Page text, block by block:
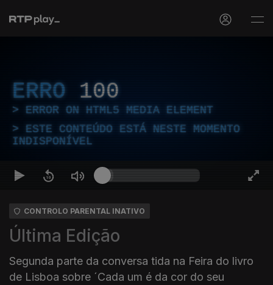
ERRO 100
ERROR ON HTML5 MEDIA ELEMENT
ESTE CONTEÚDO ESTÁ NESTE MOMENTO
INDISPONÍVEL
CONTROLO PARENTAL INATIVO
Última Edição
Segunda parte da conversa tida na Feira do livro
de Lisboa sobre ´Cada um é da cor do seu